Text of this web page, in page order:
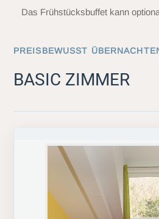
Das Frühstücksbuffet kann
PREISBEWUSST
BASIC ZIMMER